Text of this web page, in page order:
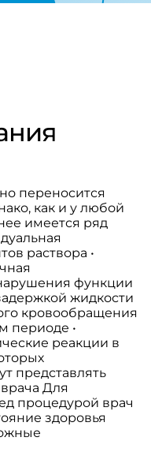
переносится
как и у любой
имеется ряд
раствора •
функции
жидкости
кровообращения
периоде •
реакции в
представлять
Для
процедурой врач
здоровья